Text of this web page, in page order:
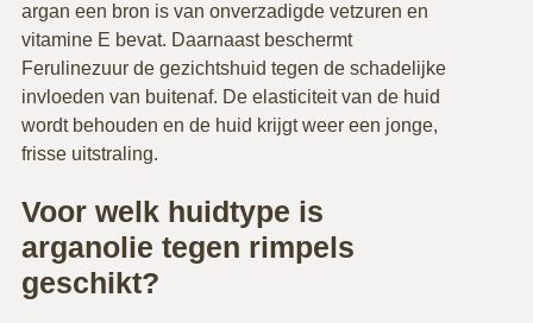
argan een bron is van onverzadigde vetzuren en
vitamine E bevat. Daarnaast beschermt
Ferulinezuur de gezichtshuid tegen de schadelijke
invloeden van buitenaf. De elasticiteit van de huid
wordt behouden en de huid krijgt weer een jonge,
frisse uitstraling.
Voor welk huidtype is
arganolie tegen rimpels
geschikt?